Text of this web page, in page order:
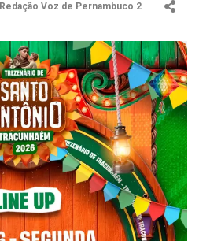
Redação Voz de Pernambuco 2